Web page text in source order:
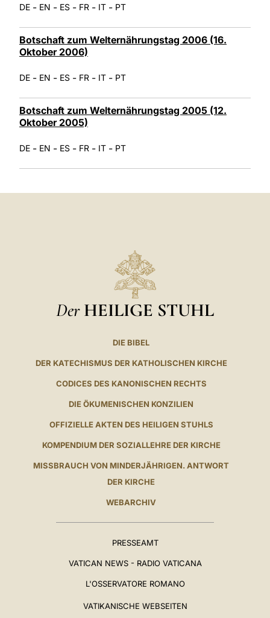
DE - EN - ES - FR - IT - PT
Botschaft zum Welternährungstag 2006 (16.
Oktober 2006)
DE - EN - ES - FR - IT - PT
Botschaft zum Welternährungstag 2005 (12.
Oktober 2005)
DE - EN - ES - FR - IT - PT
Der HEILIGE STUHL
DIE BIBEL
DER KATECHISMUS DER KATHOLISCHEN KIRCHE
CODICES DES KANONISCHEN RECHTS
DIE ÖKUMENISCHEN KONZILIEN
OFFIZIELLE AKTEN DES HEILIGEN STUHLS
KOMPENDIUM DER SOZIALLEHRE DER KIRCHE
MISSBRAUCH VON MINDERJÄHRIGEN. ANTWORT
DER KIRCHE
WEBARCHIV
PRESSEAMT
VATICAN NEWS - RADIO VATICANA
L'OSSERVATORE ROMANO
VATIKANISCHE WEBSEITEN